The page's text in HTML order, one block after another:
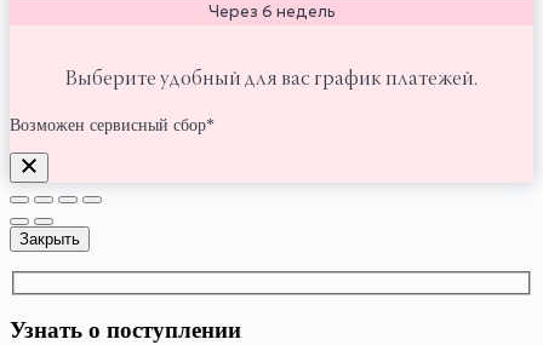
Через 6 недель
Выберите удобный для вас график платежей.
Возможен сервисный сбор*
Закрыть
Узнать о поступлении